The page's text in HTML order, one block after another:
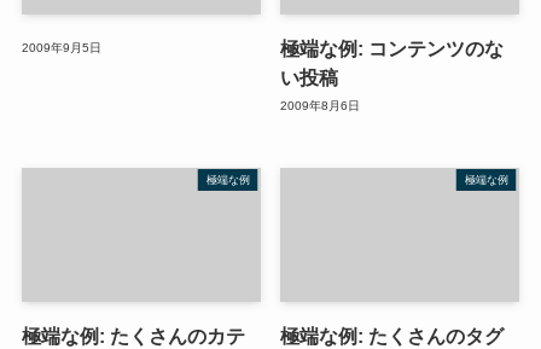
2009年9月5日
極端な例: コンテンツのな
い投稿
2009年8月6日
極端な例
極端な例: たくさんのカテ
極端な例
極端な例: たくさんのタグ